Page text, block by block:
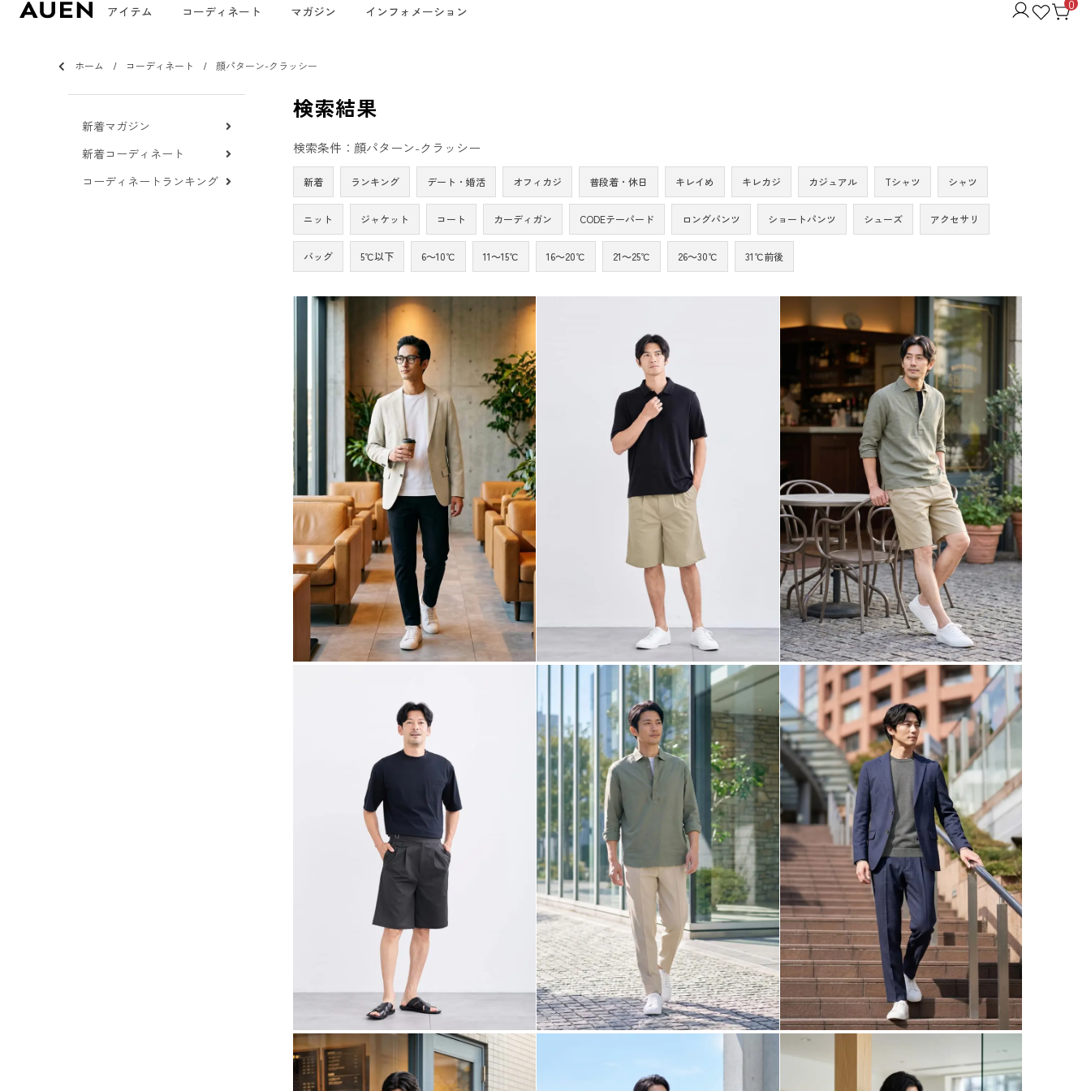
アイテム コーディネート マガジン インフォメーション 0
ホーム コーディネート 顔パターン-クラッシー
新着マガジン
新着コーディネート
コーディネートランキング
検索結果
検索条件：顔パターン-クラッシー
新着 ランキング デート・婚活 オフィカジ 普段着・休日 キレイめ キレカジ カジュアル Tシャツ シャツ
ニット ジャケット コート カーディガン CODEテーパード ロングパンツ ショートパンツ シューズ アクセサリ
バッグ 5℃以下 6～10℃ 11～15℃ 16～20℃ 21～25℃ 26～30℃ 31℃前後